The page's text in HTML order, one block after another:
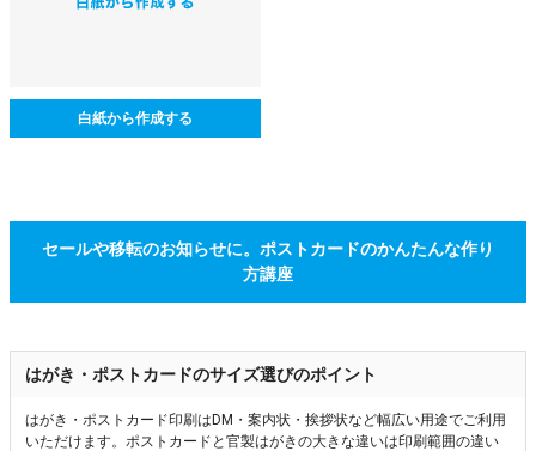
白紙から作成する
セールや移転のお知らせに。ポストカードのかんたんな作り
方講座
はがき・ポストカードのサイズ選びのポイント
はがき・ポストカード印刷はDM・案内状・挨拶状など幅広い用途でご利用
いただけます。ポストカードと官製はがきの大きな違いは印刷範囲の違い